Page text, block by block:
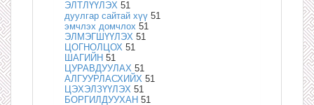
ЭЛТЛҮҮЛЭХ 51
дуулгар сайтай хүү 51
эмчлэх домчлох 51
ЭЛМЭГШҮҮЛЭХ 51
ЦОГНОЛЦОХ 51
ШАГИЙН 51
ЦУРАВДУУЛАХ 51
АЛГУУРЛАСХИЙХ 51
ЦЭХЭЛЗҮҮЛЭХ 51
БОРГИЛДУУХАН 51